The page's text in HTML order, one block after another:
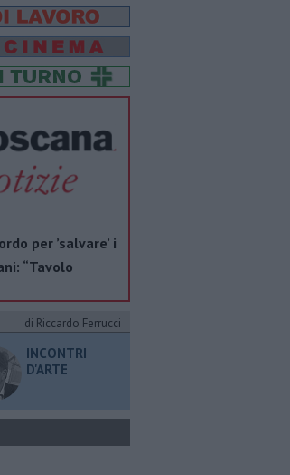
per ’salvare’ i
“Tavolo
di Riccardo Ferrucci
INCONTRI
D'ARTE